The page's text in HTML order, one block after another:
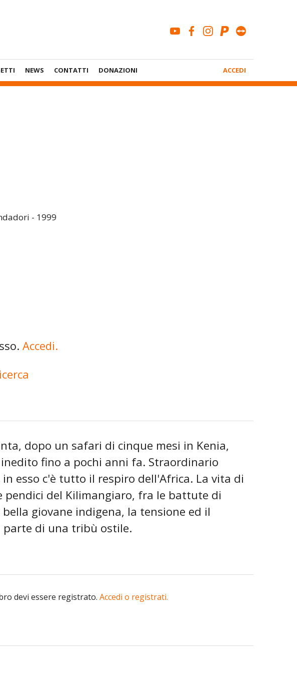
youtubefacebook
instagram
paypal
NEWS CONTATTI DONAZIONI
Account
ACCEDI
- 1999
Accedi.
dopo un safari di cinque mesi in Kenia,
fino a pochi anni fa. Straordinario
esso c'è tutto il respiro dell'Africa. La vita di
pendici del Kilimangiaro, fra le battute di
giovane indigena, la tensione ed il
parte di una tribù ostile.
devi essere registrato. Accedi o registrati.